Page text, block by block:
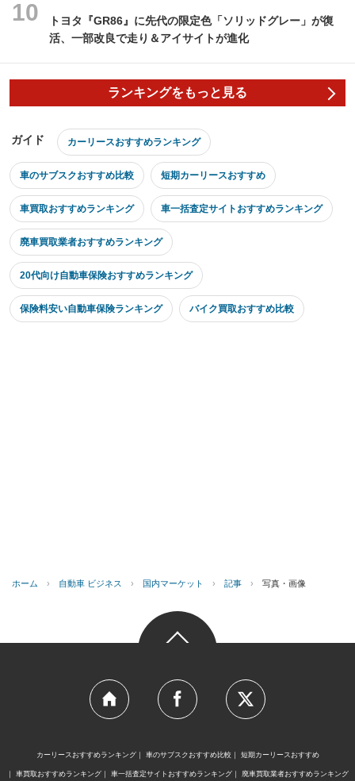
トヨタ『GR86』に先代の限定色「ソリッドグレー」が復
活、一部改良で走り＆アイサイトが進化
ランキングをもっと見る
ガイド カーリースおすすめランキング
車のサブスクおすすめ比較 短期カーリースおすすめ
車買取おすすめランキング 車一括査定サイトおすすめランキング
廃車買取業者おすすめランキング
20代向け自動車保険おすすめランキング
保険料安い自動車保険ランキング バイク買取おすすめ比較
ホーム › 自動車 ビジネス › 国内マーケット › 記事 › 写真・画像
カーリースおすすめランキング 車のサブスクおすすめ比較 短期カーリースおすすめ
車買取おすすめランキング 車一括査定サイトおすすめランキング 廃車買取業者おすすめランキング